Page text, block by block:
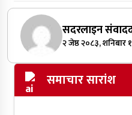
सदरलाइन
२ जेष्ठ २०८३, शनिबार
समाचार सारांश